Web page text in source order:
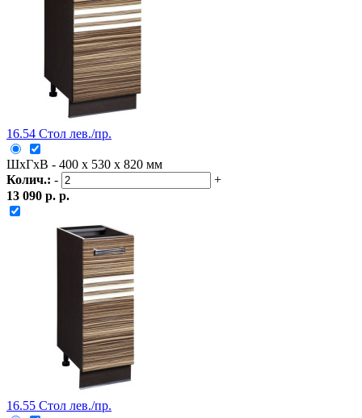
16.54 Стол лев./пр.
ШxГxВ - 400 x 530 x 820 мм
Колич.: -
+
13 090 р. р.
16.55 Стол лев./пр.